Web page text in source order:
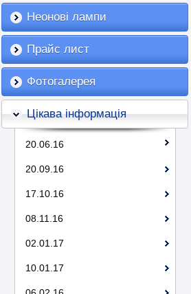
Неонові лампи
Прайс лист
Фотогалерея
Цікава інформація
20.06.16
20.09.16
17.10.16
08.11.16
02.01.17
10.01.17